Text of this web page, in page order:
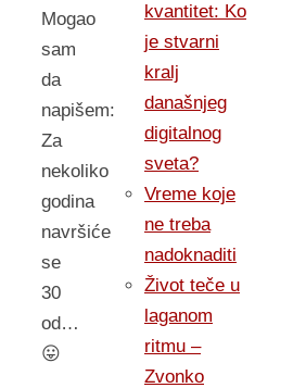
Mogao
sam
da
napišem:
Za
nekoliko
godina
navršiće
se
30
od…
😛
kvantitet: Ko
je stvarni
kralj
današnjeg
digitalnog
sveta?
Vreme koje
ne treba
nadoknaditi
Život teče u
laganom
ritmu –
Zvonko